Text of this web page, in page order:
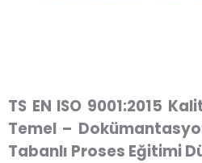
TS EN ISO 9001:2015
Temel –
Tabanlı Proses Eğitimi